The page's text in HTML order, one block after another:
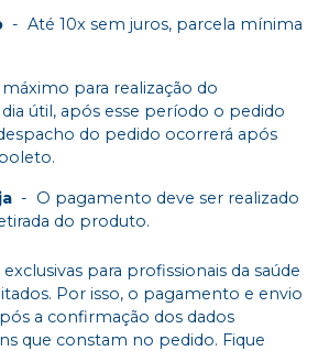
- Até 10x sem juros, parcela mínima
para realização do
útil, após esse período o pedido
do pedido ocorrerá após
- O pagamento deve ser realizado
do produto.
para profissionais da saúde
Por isso, o pagamento e envio
a confirmação dos dados
que constam no pedido. Fique